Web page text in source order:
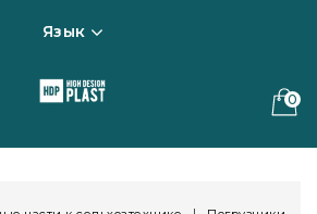
Язык
0